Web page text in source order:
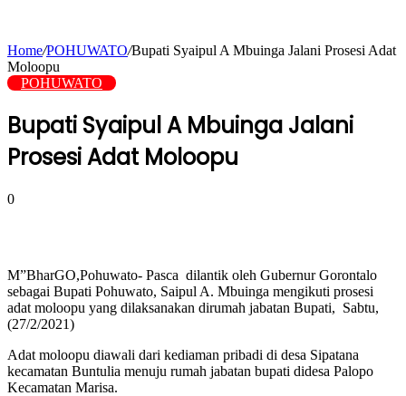
Home/POHUWATO/Bupati Syaipul A Mbuinga Jalani Prosesi Adat
Moloopu
POHUWATO
Bupati Syaipul A Mbuinga Jalani
Prosesi Adat Moloopu
0
M”BharGO,Pohuwato- Pasca dilantik oleh Gubernur Gorontalo
sebagai Bupati Pohuwato, Saipul A. Mbuinga mengikuti prosesi
adat moloopu yang dilaksanakan dirumah jabatan Bupati, Sabtu,
(27/2/2021)
Adat moloopu diawali dari kediaman pribadi di desa Sipatana
kecamatan Buntulia menuju rumah jabatan bupati didesa Palopo
Kecamatan Marisa.